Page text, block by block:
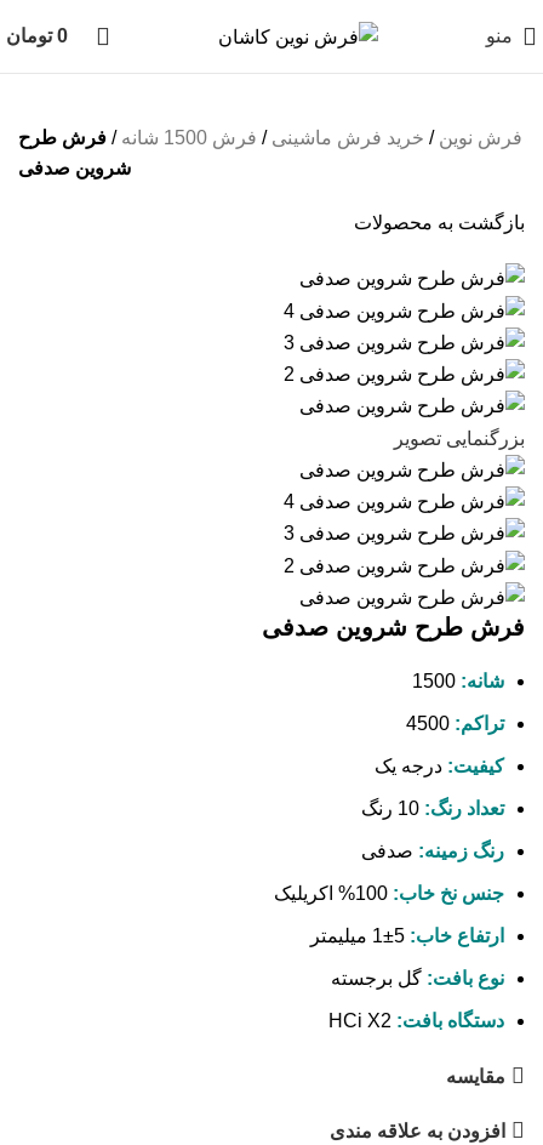
منو 0 تومان
فرش نوین / خرید فرش ماشینی / فرش 1500 شانه / فرش طرح
شروین صدفی
بازگشت به محصولات
بزرگنمایی تصویر
فرش طرح شروین صدفی
شانه:
تراکم:
کیفیت: درجه یک
تعداد رنگ:
رنگ زمینه: صدفی
جنس نخ خاب:
ارتفاع خاب:
نوع بافت: گل برجسته
دستگاه بافت:
مقایسه
افزودن به علاقه مندی